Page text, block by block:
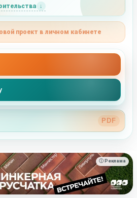
проект в личном кабинете
PDF
ⓘ Реклама